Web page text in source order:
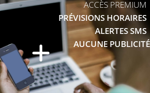
ACCÈS PREMIUM
PRÉVISIONS HORAIRES
ALERTES SMS
AUCUNE PUBLICITÉ